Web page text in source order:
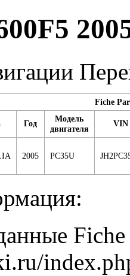
Fiche
Год
Модель
двигателя
VIN
2005 PC35U
Fiche